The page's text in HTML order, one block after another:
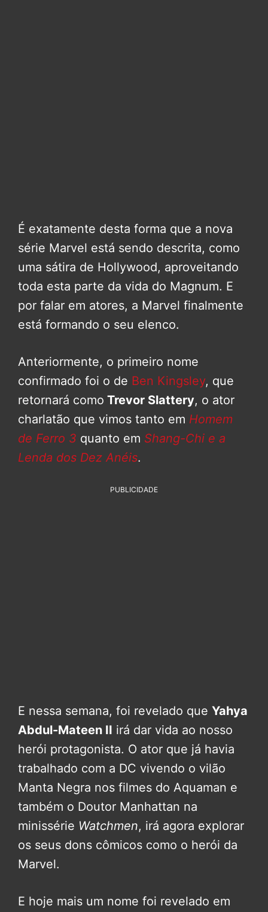
É exatamente desta forma que a nova
série Marvel está sendo descrita, como
uma sátira de Hollywood, aproveitando
toda esta parte da vida do Magnum. E
por falar em atores, a Marvel finalmente
está formando o seu elenco.
Anteriormente, o primeiro nome
confirmado foi o de Ben Kingsley, que
retornará como Trevor Slattery, o ator
charlatão que vimos tanto em Homem
de Ferro 3 quanto em Shang-Chi e a
Lenda dos Dez Anéis.
PUBLICIDADE
E nessa semana, foi revelado que Yahya
Abdul-Mateen II irá dar vida ao nosso
herói protagonista. O ator que já havia
trabalhado com a DC vivendo o vilão
Manta Negra nos filmes do Aquaman e
também o Doutor Manhattan na
minissérie Watchmen, irá agora explorar
os seus dons cômicos como o herói da
Marvel.
E hoje mais um nome foi revelado em